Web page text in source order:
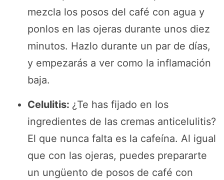
mezcla los posos del café con agua y
ponlos en las ojeras durante unos diez
minutos. Hazlo durante un par de días,
y empezarás a ver como la inflamación
baja.
Celulitis: ¿Te has fijado en los
ingredientes de las cremas anticelulitis?
El que nunca falta es la cafeína. Al igual
que con las ojeras, puedes prepararte
un ungüento de posos de café con